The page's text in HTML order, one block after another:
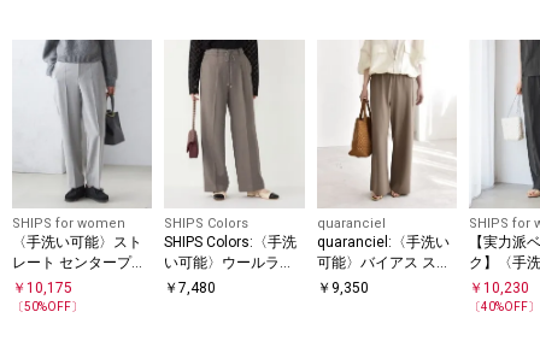
SHIPS for women
〈手洗い可能〉スト
レート センタープレ
ス トラウザーズ
￥ 10,175
〔50%OFF〕
SHIPS Colors
SHIPS Colors:〈手洗
い可能〉ウールライ
クイージーワイドパ
￥7,480
quaranciel
quaranciel:〈手洗い
可能〉バイアス スト
レッチ イージー ワイ
￥ 9,350
SHIPS for
【実力派
ク】〈手
レーヨン
ージー パ
￥10,230
〔40%OFF〕